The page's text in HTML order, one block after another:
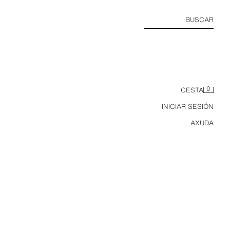
BUSCAR
CESTA 0
INICIAR SESIÓN
AXUDA